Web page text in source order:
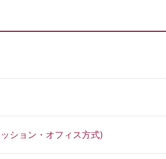
ション・オフィス方式)